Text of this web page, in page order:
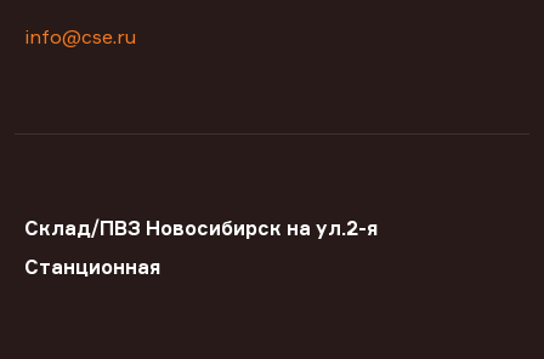
info@cse.ru
Склад/ПВЗ Новосибирск на ул.2-я
Станционная